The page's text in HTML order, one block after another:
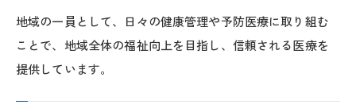
地域の一員として、日々の健康管理や予防医療に取り組む
ことで、地域全体の福祉向上を目指し、信頼される医療を
提供しています。